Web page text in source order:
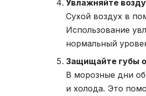
Увлажняйте
Сухой воздух в
Использование
нормальный
Защищайте губы
В морозные дни
и холода. Это